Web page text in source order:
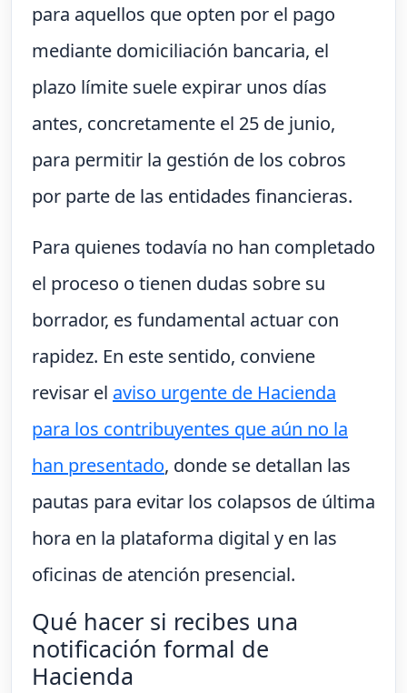
para aquellos que opten por el pago
mediante domiciliación bancaria, el
plazo límite suele expirar unos días
antes, concretamente el 25 de junio,
para permitir la gestión de los cobros
por parte de las entidades financieras.
Para quienes todavía no han completado
el proceso o tienen dudas sobre su
borrador, es fundamental actuar con
rapidez. En este sentido, conviene
revisar el aviso urgente de Hacienda
para los contribuyentes que aún no la
han presentado, donde se detallan las
pautas para evitar los colapsos de última
hora en la plataforma digital y en las
oficinas de atención presencial.
Qué hacer si recibes una
notificación formal de
Hacienda